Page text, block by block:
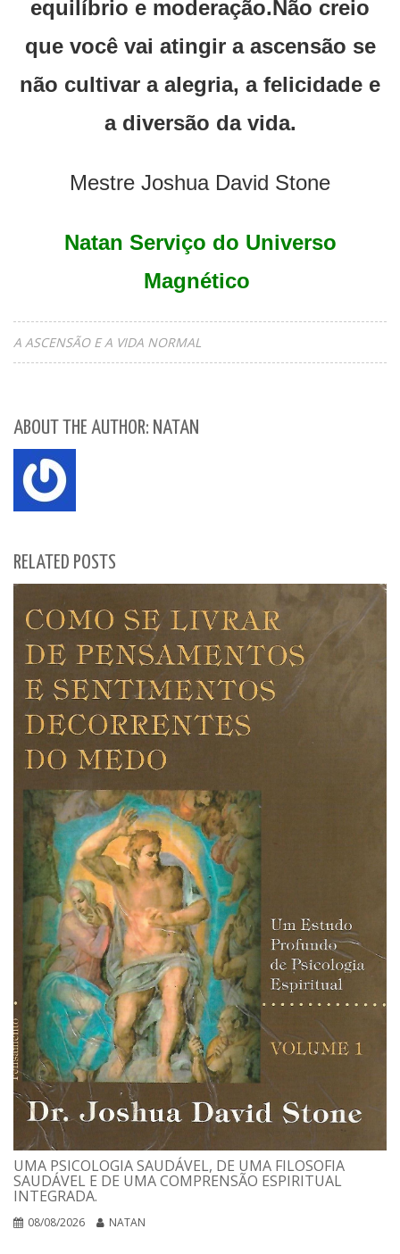
equilíbrio e moderação.Não creio
que você vai atingir a ascensão se
não cultivar a alegria, a felicidade e
a diversão da vida.
Mestre Joshua David Stone
Natan Serviço do Universo
Magnético
A ASCENSÃO E A VIDA NORMAL
ABOUT THE AUTHOR: NATAN
RELATED POSTS
UMA PSICOLOGIA SAUDÁVEL, DE UMA FILOSOFIA
SAUDÁVEL E DE UMA COMPRENSÃO ESPIRITUAL
INTEGRADA.
08/08/2026 NATAN